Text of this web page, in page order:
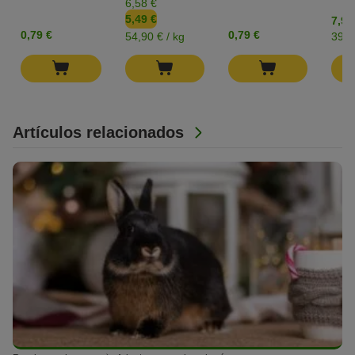
Artículos relacionados
0,79 €
6,58 €
5,49 €
54,90 € / kg
0,79 €